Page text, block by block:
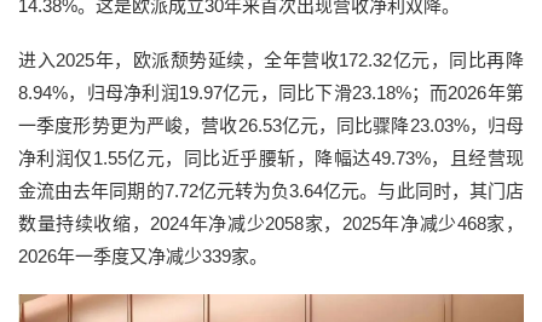
14.38%。这是欧派成立30年来首次出现营收净利双降。
进入2025年，欧派颓势延续，全年营收172.32亿元，同比再降
8.94%，归母净利润19.97亿元，同比下滑23.18%；而2026年第
一季度形势更为严峻，营收26.53亿元，同比骤降23.03%，归母
净利润仅1.55亿元，同比近乎腰斩，降幅达49.73%，且经营现
金流由去年同期的7.72亿元转为负3.64亿元。与此同时，其门店
数量持续收缩，2024年净减少2058家，2025年净减少468家，
2026年一季度又净减少339家。